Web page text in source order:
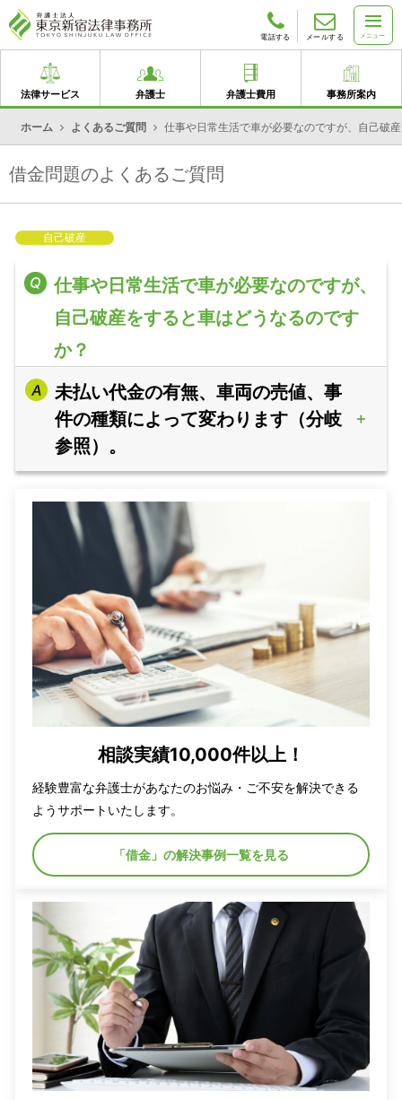
電話する メールする メニュー
法律サービス 弁護士 弁護士費用 事務所案内
ホーム よくあるご質問 仕事や日常生活で車が必要なのですが、自己破
借金問題のよくあるご質問
自己破産
仕事や日常生活で車が必要なのですが、
自己破産をすると車はどうなるのです
か？
未払い代金の有無、車両の売値、事
件の種類によって変わります（分岐
参照）。
相談実績10,000件以上！
経験豊富な弁護士があなたのお悩み・ご不安を解決できる
ようサポートいたします。
「借金」の解決事例一覧を見る